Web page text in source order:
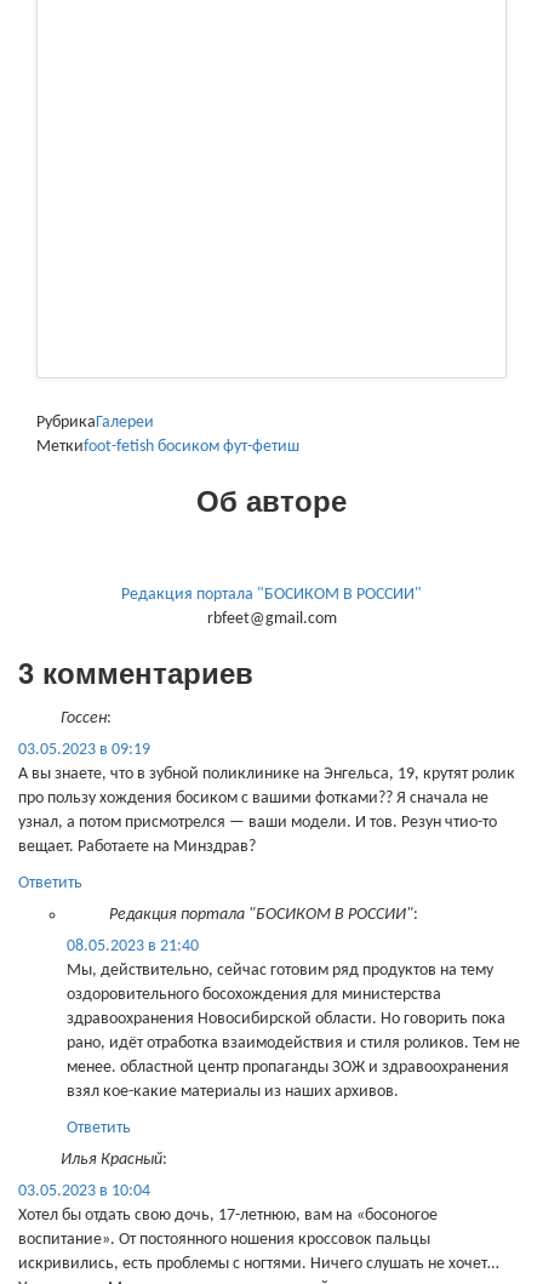
РубрикаГалереи
Меткиfoot-fetish босиком фут-фетиш
Об авторе
Редакция портала "БОСИКОМ В РОССИИ"
rbfeet@gmail.com
3 комментариев
Госсен:
03.05.2023 в 09:19
А вы знаете, что в зубной поликлинике на Энгельса, 19, крутят ролик
про пользу хождения босиком с вашими фотками?? Я сначала не
узнал, а потом присмотрелся — ваши модели. И тов. Резун чтио-то
вещает. Работаете на Минздрав?
Ответить
Редакция портала "БОСИКОМ В РОССИИ":
08.05.2023 в 21:40
Мы, действительно, сейчас готовим ряд продуктов на тему
оздоровительного босохождения для министерства
здравоохранения Новосибирской области. Но говорить пока
рано, идёт отработка взаимодействия и стиля роликов. Тем не
менее. областной центр пропаганды ЗОЖ и здравоохранения
взял кое-какие материалы из наших архивов.
Ответить
Илья Красный:
03.05.2023 в 10:04
Хотел бы отдать свою дочь, 17-летнюю, вам на «босоногое
воспитание». От постоянного ношения кроссовок пальцы
искривились, есть проблемы с ногтями. Ничего слушать не хочет…